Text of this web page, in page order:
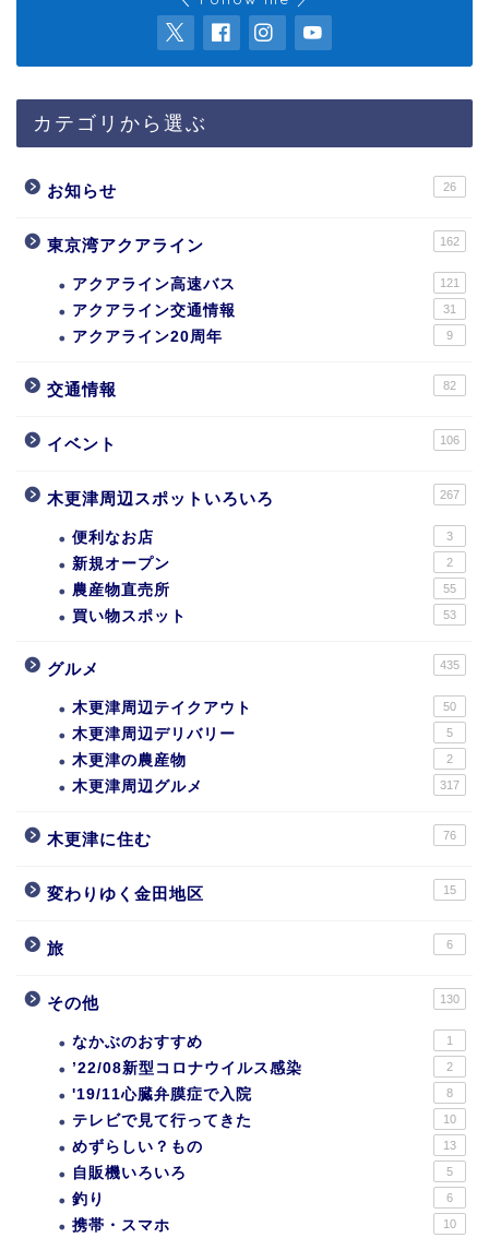
カテゴリから選ぶ
お知らせ 26
東京湾アクアライン 162
アクアライン高速バス 121
アクアライン交通情報 31
アクアライン20周年 9
交通情報 82
イベント 106
木更津周辺スポットいろいろ 267
便利なお店 3
新規オープン 2
農産物直売所 55
買い物スポット 53
グルメ 435
木更津周辺テイクアウト 50
木更津周辺デリバリー 5
木更津の農産物 2
木更津周辺グルメ 317
木更津に住む 76
変わりゆく金田地区 15
旅 6
その他 130
なかぶのおすすめ 1
’22/08新型コロナウイルス感染 2
'19/11心臓弁膜症で入院 8
テレビで見て行ってきた 10
めずらしい？もの 13
自販機いろいろ 5
釣り 6
携帯・スマホ 10